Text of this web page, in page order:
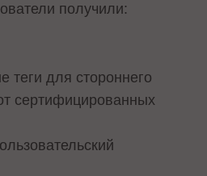
получили:
теги для стороннего
сертифицированных